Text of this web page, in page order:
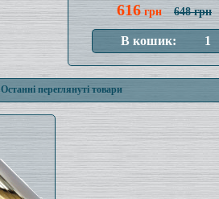
616 грн 648 грн
Останні переглянуті товари